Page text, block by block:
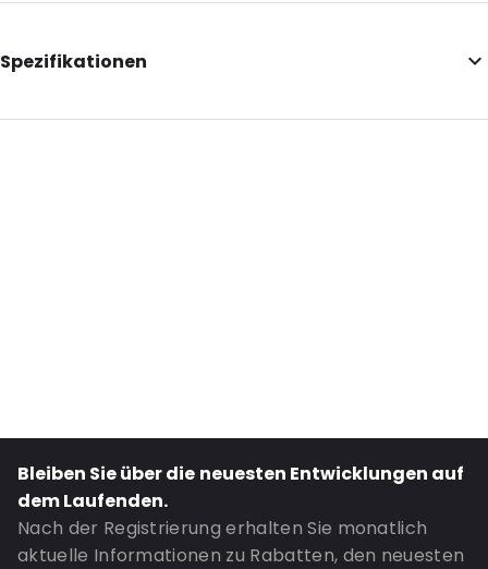
Spezifikationen
Additional information: Weiße Endklemmen, Öffnung an der
Thickness: 75 µm
Closures: Wiederverschließbarer Reißverschluss
Bestell-ID: 22111
Bleiben Sie über die neuesten Entwicklungen auf
dem Laufenden.
Nach der Registrierung erhalten Sie monatlich
aktuelle Informationen zu Rabatten, den neuesten